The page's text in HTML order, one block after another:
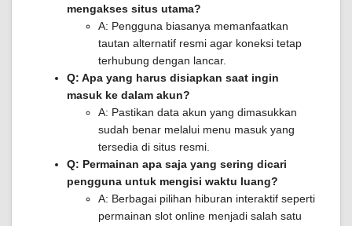
mengakses situs utama?
A: Pengguna biasanya memanfaatkan
tautan alternatif resmi agar koneksi tetap
terhubung dengan lancar.
Q: Apa yang harus disiapkan saat ingin
masuk ke dalam akun?
A: Pastikan data akun yang dimasukkan
sudah benar melalui menu masuk yang
tersedia di situs resmi.
Q: Permainan apa saja yang sering dicari
pengguna untuk mengisi waktu luang?
A: Berbagai pilihan hiburan interaktif seperti
permainan slot online menjadi salah satu